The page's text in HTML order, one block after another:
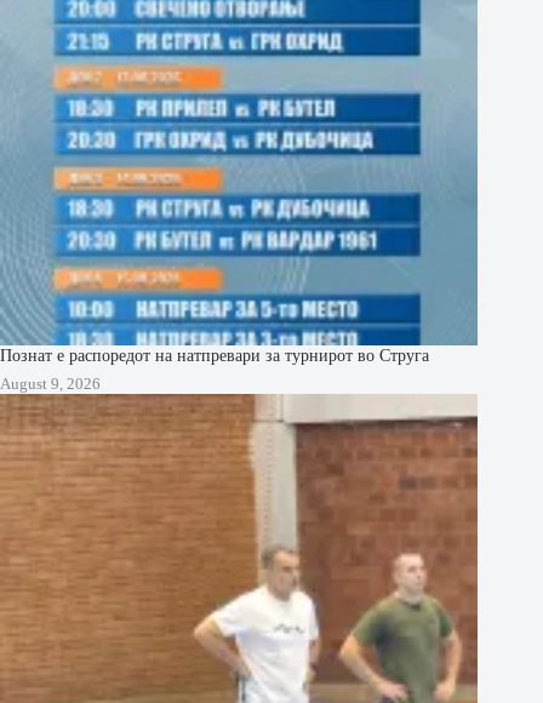
Познат е распоредот на натпревари за турнирот во Струга
August 9, 2026